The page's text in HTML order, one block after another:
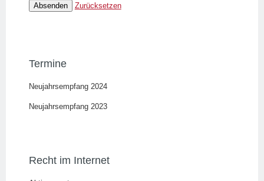
Zurücksetzen
Termine
Neujahrsempfang 2024
Neujahrsempfang 2023
Recht im Internet